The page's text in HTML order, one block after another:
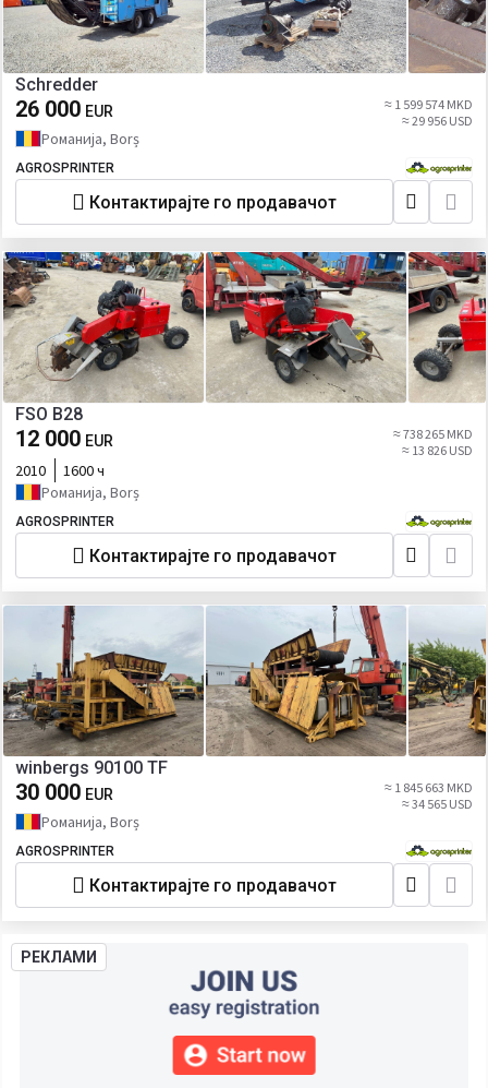
Schredder
26 000 EUR
≈ 1 599 574 MKD
≈ 29 956 USD
Романија, Borș
AGROSPRINTER
Контактирајте го продавачот
FSO B28
12 000 EUR
≈ 738 265 MKD
≈ 13 826 USD
2010
1600 ч
Романија, Borș
AGROSPRINTER
Контактирајте го продавачот
winbergs 90100 TF
30 000 EUR
≈ 1 845 663 MKD
≈ 34 565 USD
Романија, Borș
AGROSPRINTER
Контактирајте го продавачот
РЕКЛАМИ